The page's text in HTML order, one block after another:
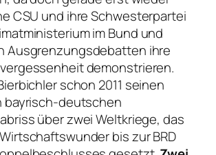
CSU und ihre Schwesterpartei
im Bund und
Ausgrenzungsdebatten ihre
demonstrieren.
schon 2011 seinen
bayrisch-deutschen
über zwei Weltkriege, das
bis zur BRD